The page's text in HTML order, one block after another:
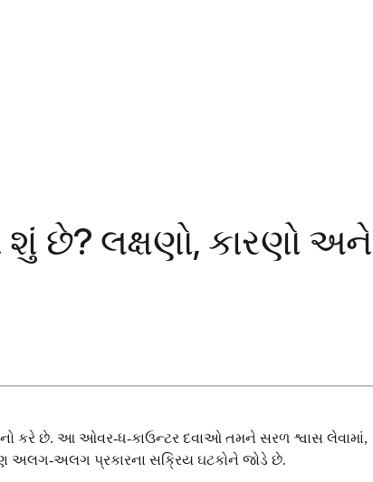
છે? લક્ષણો, કારણો અને
કરે છે. આ ઓવર-ધ-કાઉન્ટર દવાઓ તમને સરળ શ્વાસ લેવામાં,
અલગ-અલગ પ્રકારના સક્રિય ઘટકોને જોડે છે.